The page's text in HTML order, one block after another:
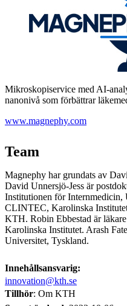
Mikroskopiservice med AI-
nanonivå som förbättrar
www.magnephy.com
Team
Magnephy har grundats av
David Unnersjö-Jess är
Institutionen för
CLINTEC, Karolinska
KTH. Robin Ebbestad är
Karolinska Institutet. Arash
Universitet, Tyskland.
Innehållsansvarig:
innovation@kth.se
Tillhör: Om KTH